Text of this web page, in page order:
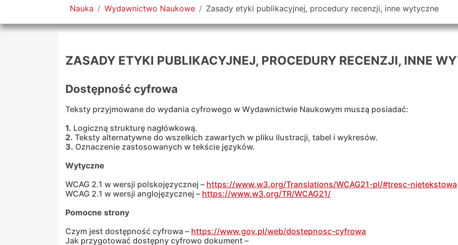
Tutaj jesteś
Nauka Wydawnictwo Naukowe Zasady etyki publikacyjnej, procedury recenzji, inne wytyczne
ZASADY ETYKI PUBLIKACYJNEJ, PROCEDURY RECENZJI, INNE
Dostępność cyfrowa
Teksty przyjmowane do wydania cyfrowego w Wydawnictwie Naukowym muszą posiadać:
1. Logiczną strukturę nagłówkową.
2. Teksty alternatywne do wszelkich zawartych w pliku ilustracji, tabel i wykresów.
3. Oznaczenie zastosowanych w tekście języków.
Wytyczne
WCAG 2.1 w wersji polskojęzycznej – https://www.w3.org/Translations/WCAG21-pl/#tresc-nietekstowa
WCAG 2.1 w wersji anglojęzycznej – https://www.w3.org/TR/WCAG21/
Pomocne strony
Czym jest dostępność cyfrowa – https://www.gov.pl/web/dostepnosc-cyfrowa
Jak przygotować dostępny cyfrowo dokument –